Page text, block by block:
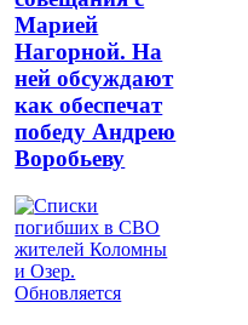
Марией
Нагорной. На
ней обсуждают
как обеспечат
победу Андрею
Воробьеву